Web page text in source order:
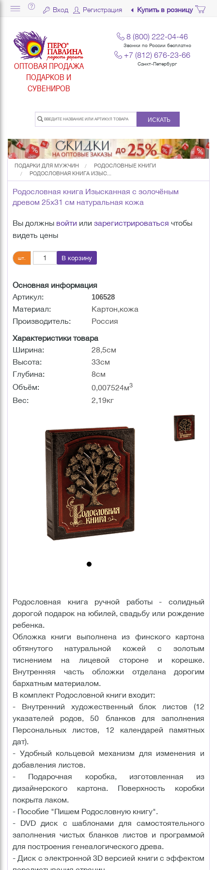
Вход Регистрация Купить в розницу
ОПТОВАЯ ПРОДАЖА
ПОДАРКОВ И
СУВЕНИРОВ
8 (800) 222-04-46
Звонки по России бесплатно
+7 (812) 676-23-66
Санкт-Петербург
ИСКАТЬ
ПОДАРКИ ДЛЯ МУЖЧИН
РОДОСЛОВНЫЕ КНИГИ
РОДОСЛОВНАЯ КНИГА ИЗЫС...
Родословная книга Изысканная с золочёным
древом 25х31 см натуральная кожа
Вы должны войти или зарегистрироваться чтобы
видеть цены
шт. В корзину
Основная информация
Артикул:
106528
Материал:
Картон,кожа
Производитель:
Россия
Характеристики товара
Ширина:
28,5см
Высота:
33см
Глубина:
8см
Объём:
0,007524м3
Вес: 2,19кг
Родословная книга ручной работы - солидный
дорогой подарок на юбилей, свадьбу или рождение
ребенка.
Обложка книги выполнена из финского картона
обтянутого натуральной кожей с золотым
тиснением на лицевой стороне и корешке.
Внутренняя часть обложки отделана дорогим
бархатным материалом.
В комплект Родословной книги входит:
- Внутренний художественный блок листов (12
указателей родов, 50 бланков для заполнения
Персональных листов, 12 календарей памятных
дат).
- Удобный кольцевой механизм для изменения и
добавления листов.
- Подарочная коробка, изготовленная из
дизайнерского картона. Поверхность коробки
покрыта лаком.
- Пособие "Пишем Родословную книгу".
- DVD диск с шаблонами для самостоятельного
заполнения чистых бланков листов и программой
для построения генеалогического древа.
- Диск с электронной 3D версией книги с эффектом